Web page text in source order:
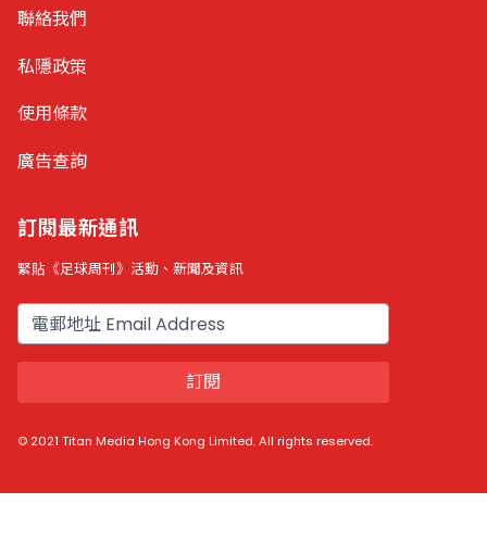
聯絡我們
私隱政策
使用條款
廣告查詢
訂閱最新通訊
緊貼《足球周刊》活動、新聞及資訊
電郵
訂閱
© 2021 Titan Media Hong Kong Limited. All rights reserved.